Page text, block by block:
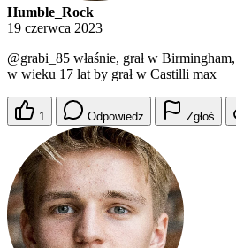
Humble_Rock
19 czerwca 2023
@grabi_85 właśnie, grał w
w wieku 17 lat by grał w Castilli max
1 Odpowiedz Zgłoś